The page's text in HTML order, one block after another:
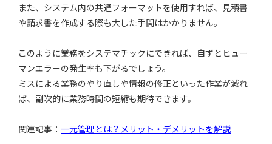
また、システム内の共通フォーマットを使用すれば、見積書
や請求書を作成する際も大した手間はかかりません。
このように業務をシステマチックにできれば、自ずとヒュー
マンエラーの発生率も下がるでしょう。
ミスによる業務のやり直しや情報の修正といった作業が減れ
ば、副次的に業務時間の短縮も期待できます。
関連記事： 一元管理とは？メリット・デメリットを解説